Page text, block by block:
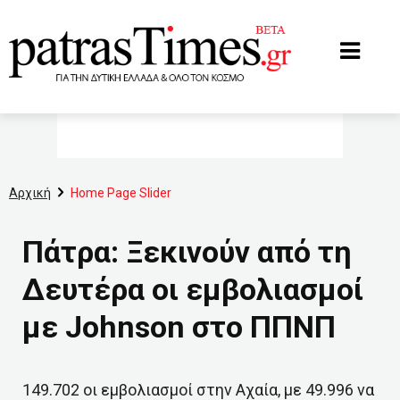
Αρχική Home Page Slider
Πάτρα: Ξεκινούν από τη
Δευτέρα οι εμβολιασμοί
με Johnson στο ΠΠΝΠ
149.702 οι εμβολιασμοί στην Αχαία, με 49.996 να